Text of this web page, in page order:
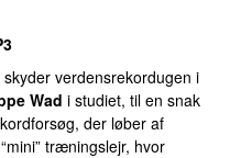
verdensrekordugen i
Wad i studiet, til en snak
der løber af
træningslejr, hvor